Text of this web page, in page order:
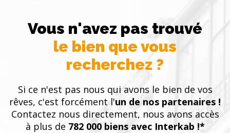
Vous n'avez pas trouvé
le bien que vous
recherchez ?
Si ce n'est pas nous qui avons le bien de vos
rêves, c'est forcément l'un de nos partenaires !
Contactez nous directement, nous avons accès
à plus de 782 000 biens avec Interkab !*